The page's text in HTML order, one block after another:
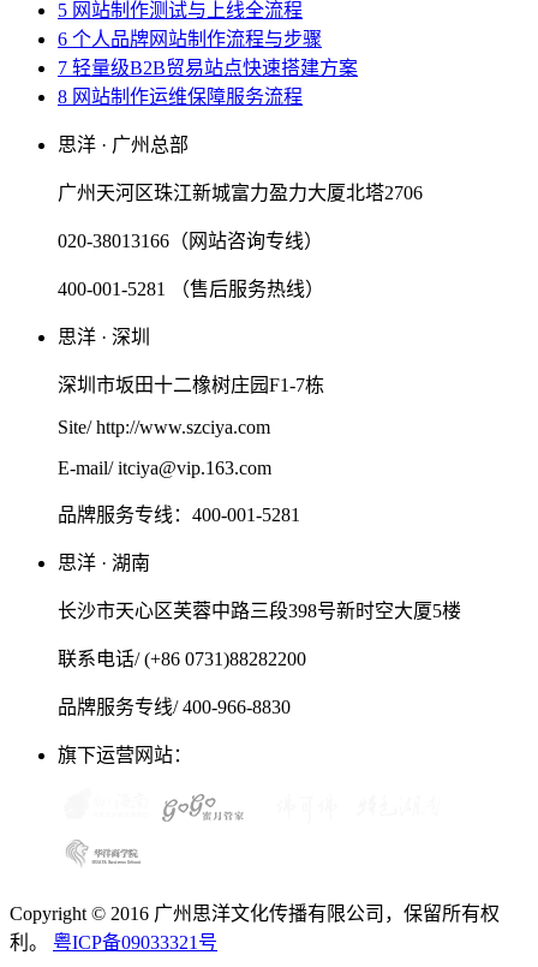
5 网站制作测试与上线全流程
6 个人品牌网站制作流程与步骤
7 轻量级B2B贸易站点快速搭建方案
8 网站制作运维保障服务流程
思洋 · 广州总部
广州天河区珠江新城富力盈力大厦北塔2706
020-38013166（网站咨询专线）
400-001-5281 （售后服务热线）
思洋 · 深圳
深圳市坂田十二橡树庄园F1-7栋
Site/ http://www.szciya.com
E-mail/ itciya@vip.163.com
品牌服务专线：400-001-5281
思洋 · 湖南
长沙市天心区芙蓉中路三段398号新时空大厦5楼
联系电话/ (+86 0731)88282200
品牌服务专线/ 400-966-8830
旗下运营网站：
Copyright © 2016 广州思洋文化传播有限公司，保留所有权
利。 粤ICP备09033321号